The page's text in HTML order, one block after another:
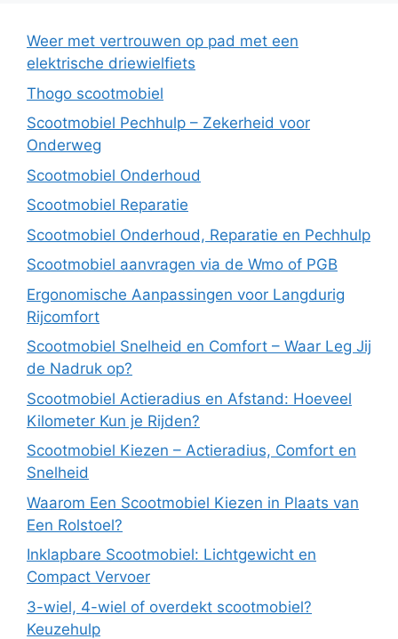
Weer met vertrouwen op pad met een
elektrische driewielfiets
Thogo scootmobiel
Scootmobiel Pechhulp – Zekerheid voor
Onderweg
Scootmobiel Onderhoud
Scootmobiel Reparatie
Scootmobiel Onderhoud, Reparatie en Pechhulp
Scootmobiel aanvragen via de Wmo of PGB
Ergonomische Aanpassingen voor Langdurig
Rijcomfort
Scootmobiel Snelheid en Comfort – Waar Leg Jij
de Nadruk op?
Scootmobiel Actieradius en Afstand: Hoeveel
Kilometer Kun je Rijden?
Scootmobiel Kiezen – Actieradius, Comfort en
Snelheid
Waarom Een Scootmobiel Kiezen in Plaats van
Een Rolstoel?
Inklapbare Scootmobiel: Lichtgewicht en
Compact Vervoer
3-wiel, 4-wiel of overdekt scootmobiel?
Keuzehulp